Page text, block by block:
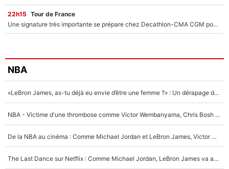
22h15 Tour de France
Une signature très importante se prépare chez Decathlon-CMA CGM pour aider Paul Seixas à gagner le Tour de France 2027
NBA
«LeBron James, as-tu déjà eu envie d’être une femme ?» : Un dérapage de Donald Trump sur la superstar de la NBA refait surface
NBA - Victime d'une thrombose comme Victor Wembanyama, Chris Bosh prévient le Français des risques sur sa santé : «J’ai failli mourir sur le coup et j’ai été ramené à la vie»
De la NBA au cinéma : Comme Michael Jordan et LeBron James, Victor Wembanyama rêve d'une carrière d'acteur !
The Last Dance sur Netflix : Comme Michael Jordan, LeBron James va avoir le droit à sa série !